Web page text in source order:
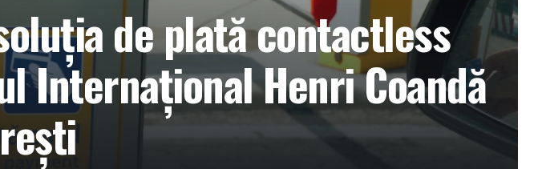
de plată contactless
Internațional Henri Coandă